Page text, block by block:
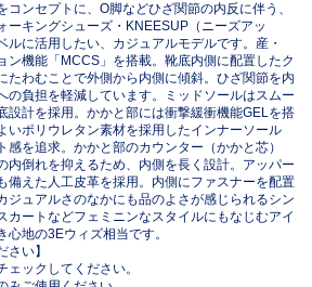
コンセプトに、O脚などひざ関節の内反に伴う、
ーキングシューズ・KNEESUP（ニーズアッ
ルに活用したい、カジュアルモデルです。産・
ン機能「MCCS」を搭載。靴底内側に配置したク
たわむことで外側から内側に傾斜。ひざ関節を内
の負担を軽減しています。ミッドソールはスムー
設計を採用。かかと部には衝撃緩衝機能GELを搭
いポリウレタン素材を採用したインナーソール
を追求。かかと部のカウンター（かかと芯）
内倒れを抑えるため、内側を長く設計。アッパー
備えた人工皮革を採用。内側にファスナーを配置
ジュアルさのなかにも品のよさが感じられるシン
カートなどフェミニンなスタイルにもなじむアイ
地の3Eウィズ相当です。
さい】
ックしてください。